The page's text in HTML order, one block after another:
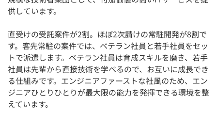
供しています。
直受けの受託案件が2割。ほぼ2次請けの常駐開発が8割で
す。客先常駐の案件では、ベテラン社員と若手社員をセッ
トで派遣します。ベテラン社員は育成スキルを磨き、若手
社員は先輩から直接技術を学べるので、お互いに成長でき
る仕組みです。エンジニアファーストな社風のため、エン
ジニアひとりひとりが最大限の能力を発揮できる環境を整
えています。